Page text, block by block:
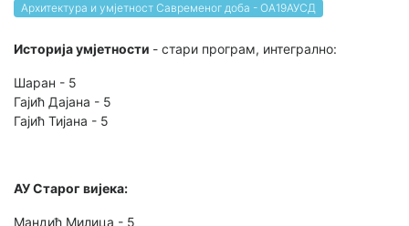
Архитектура и умјетност Савременог доба - ОА19АУСД
Историја умјетности - стари програм, интегрално:
Шаран - 5
Гајић Дајана - 5
Гајић Тијана - 5
АУ Старог вијека:
Мандић Милица - 5